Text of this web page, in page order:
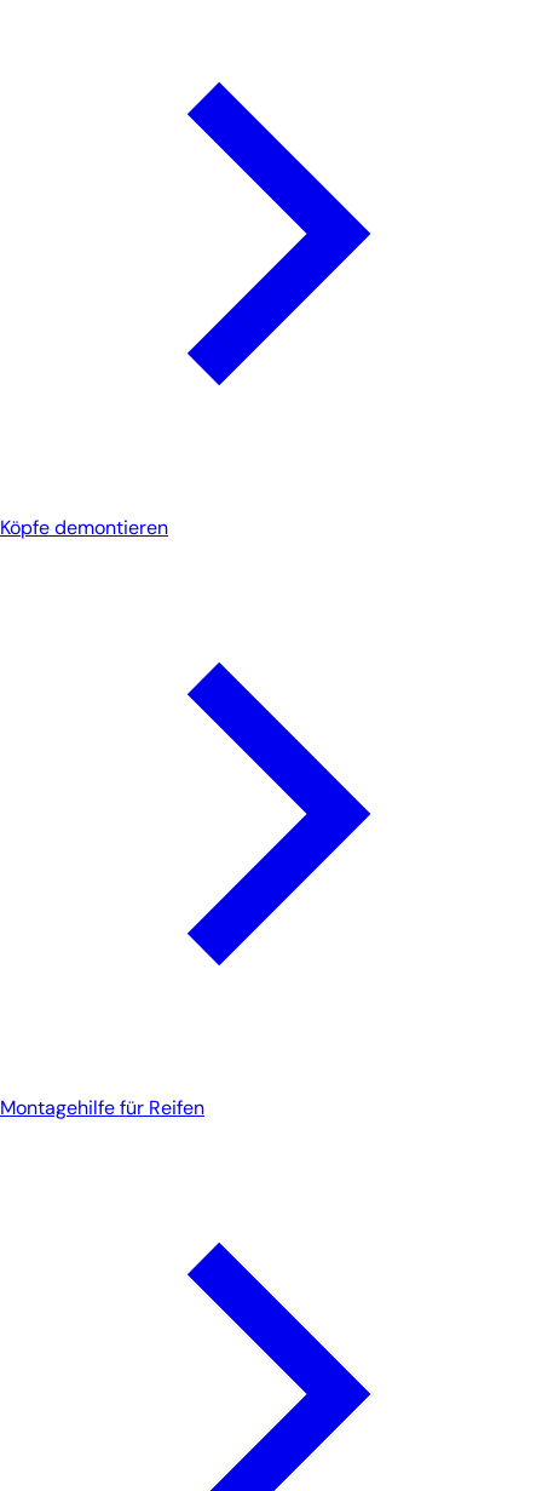
Köpfe demontieren
Montagehilfe für Reifen